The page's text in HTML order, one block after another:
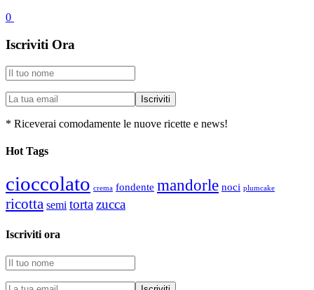
0
Iscriviti Ora
* Riceverai comodamente le nuove ricette e news!
Hot Tags
cioccolato crema fondente mandorle noci plumcake
ricotta semi tortazucca
Iscriviti ora